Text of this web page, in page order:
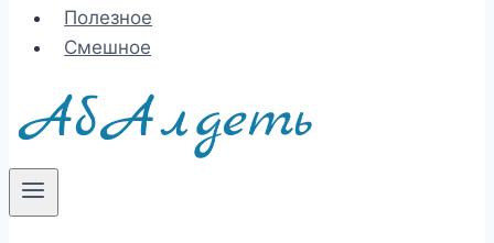
Полезное
Смешное